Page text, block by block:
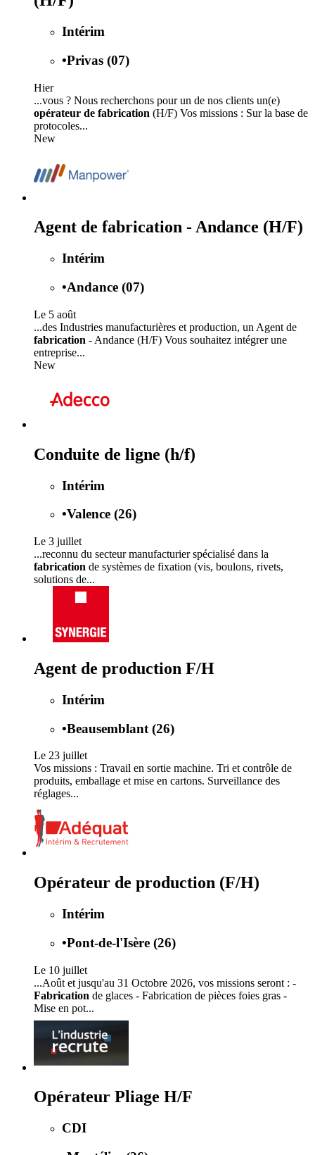
Intérim
•Privas (07)
Hier
...vous ? Nous recherchons pour un de nos clients un(e)
opérateur de fabrication (H/F) Vos missions : Sur la base de
protocoles...
New
Agent de fabrication - Andance (H/F)
Intérim
•Andance (07)
Le 5 août
...des Industries manufacturières et production, un Agent de
fabrication - Andance (H/F) Vous souhaitez intégrer une
entreprise...
New
Conduite de ligne (h/f)
Intérim
•Valence (26)
Le 3 juillet
...reconnu du secteur manufacturier spécialisé dans la
fabrication de systèmes de fixation (vis, boulons, rivets,
solutions de...
Agent de production F/H
Intérim
•Beausemblant (26)
Le 23 juillet
Vos missions : Travail en sortie machine. Tri et contrôle de
produits, emballage et mise en cartons. Surveillance des
réglages...
Opérateur de production (F/H)
Intérim
•Pont-de-l'Isère (26)
Le 10 juillet
...Août et jusqu'au 31 Octobre 2026, vos missions seront : -
Fabrication de glaces - Fabrication de pièces foies gras -
Mise en pot...
Opérateur Pliage H/F
CDI